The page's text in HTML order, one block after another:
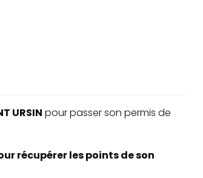
URSIN pour passer son permis de
récupérer les points de son